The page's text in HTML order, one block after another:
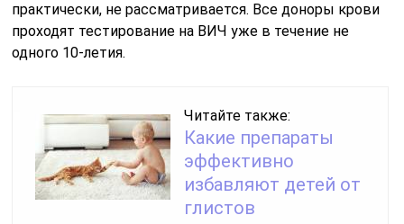
практически, не рассматривается. Все доноры крови
проходят тестирование на ВИЧ уже в течение не
одного 10-летия.
Читайте также:
Какие препараты
эффективно
избавляют детей от
глистов